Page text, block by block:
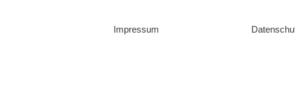
Impressum